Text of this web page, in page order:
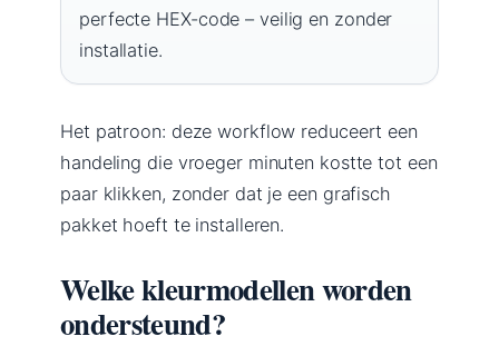
perfecte HEX-code – veilig en zonder
installatie.
Het patroon: deze workflow reduceert een
handeling die vroeger minuten kostte tot een
paar klikken, zonder dat je een grafisch
pakket hoeft te installeren.
Welke kleurmodellen worden
ondersteund?